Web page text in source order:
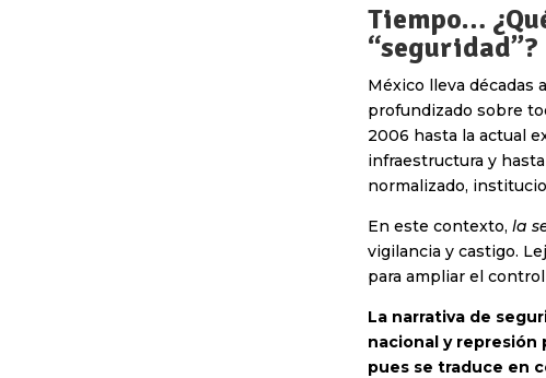
Tiempo…
“seguridad”?
México lleva décadas
profundizado sobre
2006 hasta la actual
infraestructura y
normalizado,
En este contexto, la
vigilancia y castigo.
para ampliar el
La narrativa de
nacional y represión
pues se traduce en